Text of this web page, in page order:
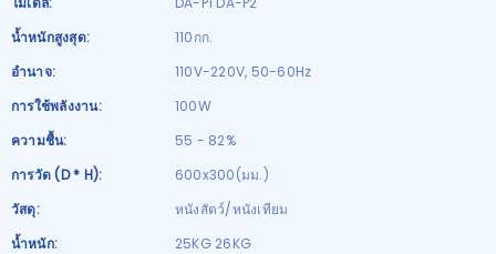
น้ำหนักสูงสุด:
110กก.
อำนาจ:
110V-220V, 50-60Hz
การใช้พลังงาน:
100W
ความชื้น:
55 - 82%
การวัด (D * H):
600x300(มม.)
วัสดุ:
หนังสัตว์/หนังเทียม
น้ำหนัก:
25KG 26KG